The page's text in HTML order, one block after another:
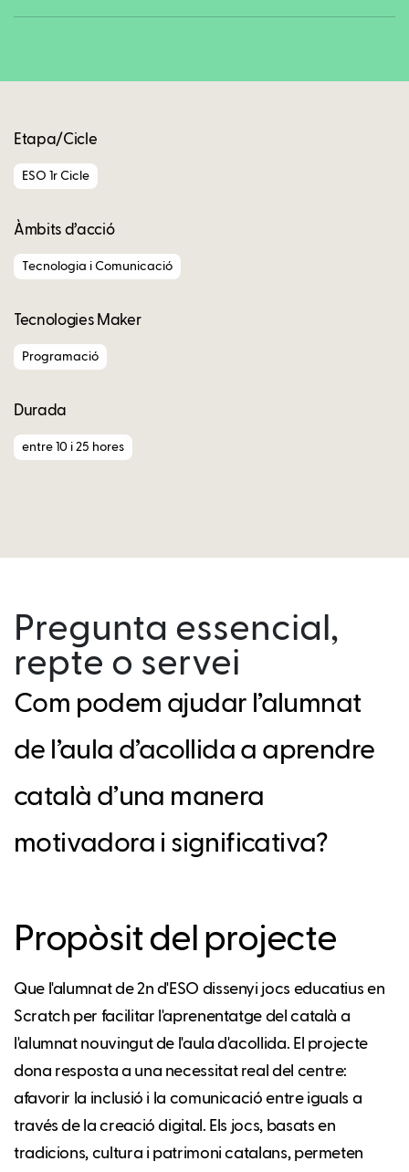
Etapa/Cicle
ESO 1r Cicle
Àmbits d’acció
Tecnologia i Comunicació
Tecnologies Maker
Programació
Durada
entre 10 i 25 hores
Pregunta essencial,
repte o servei
Com podem ajudar l’alumnat
de l’aula d’acollida a aprendre
català d’una manera
motivadora i significativa?
Propòsit del projecte
Que l'alumnat de 2n d'ESO dissenyi jocs educatius en
Scratch per facilitar l'aprenentatge del català a
l'alumnat nouvingut de l'aula d'acollida. El projecte
dona resposta a una necessitat real del centre:
afavorir la inclusió i la comunicació entre iguals a
través de la creació digital. Els jocs, basats en
tradicions, cultura i patrimoni catalans, permeten